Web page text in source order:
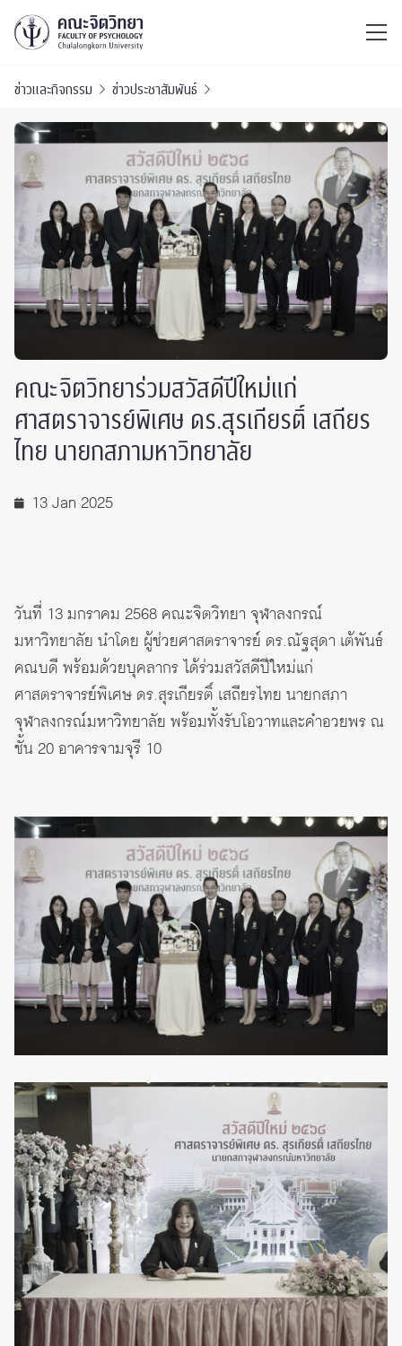
ข่าวและกิจกรรม ข่าวประชาสัมพันธ์
คณะจิตวิทยาร่วมสวัสดีปีใหม่แก่
ศาสตราจารย์พิเศษ ดร.สุรเกียรติ์ เสถียร
ไทย นายกสภามหาวิทยาลัย
13 Jan 2025
วันที่ 13 มกราคม 2568 คณะจิตวิทยา จุฬาลงกรณ์
มหาวิทยาลัย นำโดย ผู้ช่วยศาสตราจารย์ ดร.ณัฐสุดา เต้พันธ์
คณบดี พร้อมด้วยบุคลากร ได้ร่วมสวัสดีปีใหม่แก่
ศาสตราจารย์พิเศษ ดร.สุรเกียรติ์ เสถียรไทย นายกสภา
จุฬาลงกรณ์มหาวิทยาลัย พร้อมทั้งรับโอวาทและคำอวยพร ณ
ชั้น 20 อาคารจามจุรี 10